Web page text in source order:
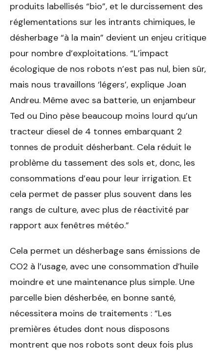
produits labellisés “bio”, et le durcissement des
réglementations sur les intrants chimiques, le
désherbage “à la main” devient un enjeu critique
pour nombre d’exploitations. “L’impact
écologique de nos robots n’est pas nul, bien sûr,
mais nous travaillons ‘légers’, explique Joan
Andreu. Même avec sa batterie, un enjambeur
Ted ou Dino pèse beaucoup moins lourd qu’un
tracteur diesel de 4 tonnes embarquant 2
tonnes de produit désherbant. Cela réduit le
problème du tassement des sols et, donc, les
consommations d’eau pour leur irrigation. Et
cela permet de passer plus souvent dans les
rangs de culture, avec plus de réactivité par
rapport aux fenêtres météo.”
Cela permet un désherbage sans émissions de
CO2 à l’usage, avec une consommation d’huile
moindre et une maintenance plus simple. Une
parcelle bien désherbée, en bonne santé,
nécessitera moins de traitements : “Les
premières études dont nous disposons
montrent que nos robots sont deux fois plus